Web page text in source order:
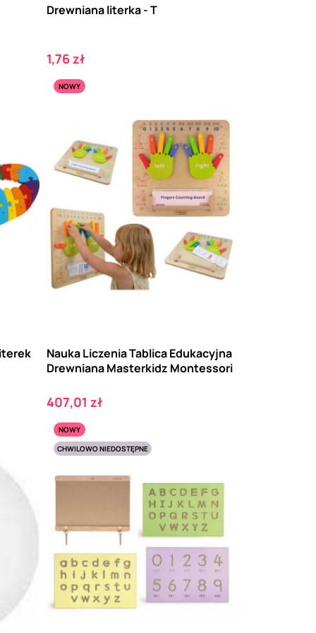
Drewniana literka - T
Cena
1,76 zł
NOWY
Nauka Liczenia Tablica Edukacyjna
Drewniana Masterkidz Montessori
Cena
407,01 zł
NOWY
CHWILOWO NIEDOSTĘPNE